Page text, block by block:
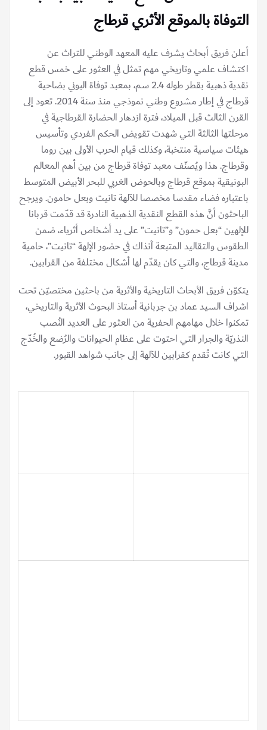
التوفاة بالموقع الأثري قرطاج
أعلن فريق أبحاث يشرف عليه المعهد الوطني للتراث عن
اكتشاف علمي وتاريخي مهم تمثل في العثور على خمس قطع
نقدية ذهبية بقطر طوله 2.4 سم، بمعبد توفاة البوني بضاحية
قرطاج في إطار مشروع وطني نموذجي منذ سنة 2014. تعود إلى
القرن الثالث قبل الميلاد، فترة ازدهار الحضارة القرطاجية في
مرحلتها الثالثة التي شهدت تقويض الحكم الفردي وتأسيس
هيئات سياسية منتخبة، وكذلك قيام الحرب الأولى بين روما
وقرطاج. هذا ويُصنّف معبد توفاة قرطاج من بين أهم المعالم
البونيقية بموقع قرطاج وبالحوض الغربي للبحر الأبيض المتوسط
باعتباره فضاء مقدسا مخصصا للآلهة تانيت وبعل حامون. ويرجح
الباحثون أنَّ هذه القطع النقدية الذهبية النادرة قد قدّمت قربانا
للإلهين “بعل حمون” و”تانيت” على يد أشخاص أثرياء، ضمن
الطقوس والتقاليد المتبعة آنذاك في حضور الإلهة “تانيت”، حامية
مدينة قرطاج، والتي كان يقدّم لها أشكال مختلفة من القرابين.
يتكوّن فريق الأبحاث التاريخية والأثرية من باحثين مختصيّن تحت
اشراف السيد عماد بن جربانية أستاذ البحوث الأثرية والتاريخي،
تمكنوا خلال مهامهم الحفرية من العثور على العديد النُصب
النذريّة والجرار التي احتوت على عظام الحيوانات والرُضع والخُدّج
التي كانت تُقدم كقرابين للآلهة إلى جانب شواهد القبور.